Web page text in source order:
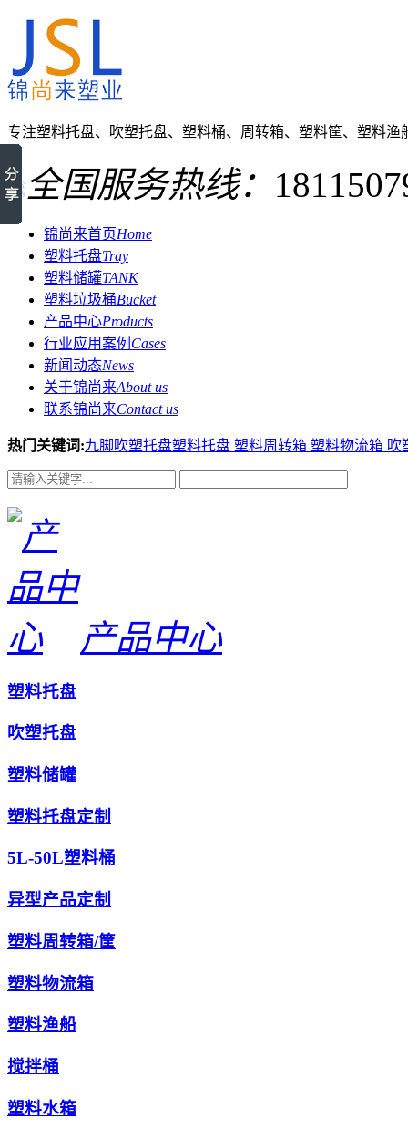
专注塑料托盘、吹塑托盘、塑料桶、周转箱、塑料筐、塑料
全国服务热线：
锦尚来首页Home
塑料托盘Tray
塑料储罐TANK
塑料垃圾桶Bucket
产品中心Products
行业应用案例 Cases
新闻动态News
关于锦尚来About us
联系锦尚来Contact us
热门关键词:九脚吹塑托盘塑料托盘 塑料周转箱 塑料物流箱 吹
产品中心
塑料托盘
吹塑托盘
塑料储罐
塑料托盘定制
5L-50L塑料桶
异型产品定制
塑料周转箱/筐
塑料物流箱
塑料渔船
搅拌桶
塑料水箱